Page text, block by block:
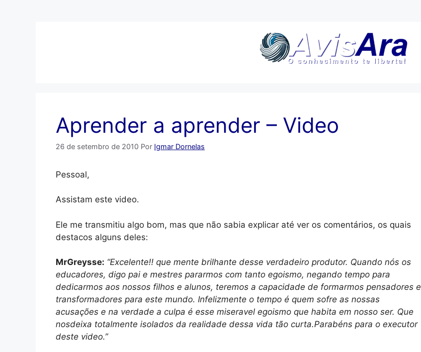
Aprender a aprender – Video
26 de setembro de 2010 Por Igmar Dornelas
Pessoal,
Assistam este video.
Ele me transmitiu algo bom, mas que não sabia explicar até ver os comentários, os quais
destacos alguns deles:
MrGreysse: “Excelente!! que mente brilhante desse verdadeiro produtor. Quando nós os
educadores, digo pai e mestres pararmos com tanto egoismo, negando tempo para
dedicarmos aos nossos filhos e alunos, teremos a capacidade de formarmos pensadores e
transformadores para este mundo. Infelizmente o tempo é quem sofre as nossas
acusações e na verdade a culpa é esse miseravel egoismo que habita em nosso ser. Que
nosdeixa totalmente isolados da realidade dessa vida tão curta.Parabéns para o executor
deste video.”